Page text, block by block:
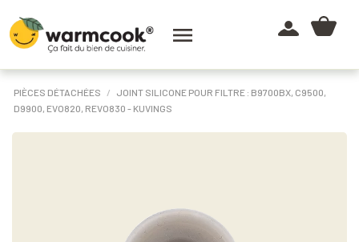

PIÈCES DÉTACHÉES
JOINT SILICONE POUR FILTRE : B9700BX, C9500,
D9900, EVO820, REVO830 - KUVINGS